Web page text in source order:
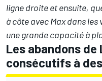
ligne droite et ensuite,
à côte avec Max dans
une grande capacité à
Les abandons
consécutifs à